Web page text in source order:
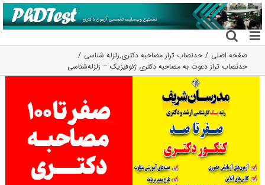
رفتن
به
محتوا
صفحه اصلی حدنصاب تراز مصاحبه دکتری,زلزله شناسی
حدنصاب تراز دعوت به مصاحبه دکتری ژئوفیزیک – زلزله‌شناسی